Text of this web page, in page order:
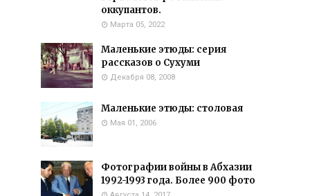
оккупантов.
Марта 05, 2022
Маленькие этюды: серия
рассказов о Сухуми
Декабря 08, 2008
Маленькие этюды: столовая
Мая 01, 2006
Фотографии войны в Абхазии
1992-1993 года. Более 900 фото